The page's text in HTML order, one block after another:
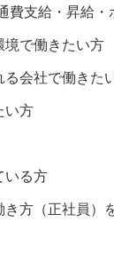
費支給・昇給
境で働きたい方
る会社で働きた
い方
いる方
き方（正社員）